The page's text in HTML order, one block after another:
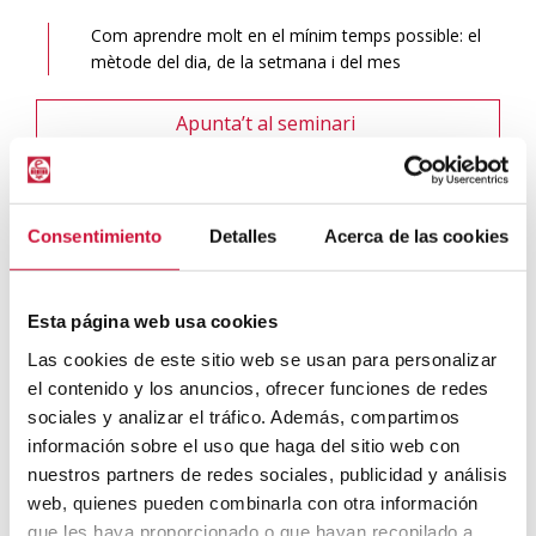
Consentimiento Detalles Acerca de las cookies
Esta página web usa cookies
Las cookies de este sitio web se usan para personalizar
el contenido y los anuncios, ofrecer funciones de redes
sociales y analizar el tráfico. Además, compartimos
información sobre el uso que haga del sitio web con
nuestros partners de redes sociales, publicidad y análisis
web, quienes pueden combinarla con otra información
que les haya proporcionado o que hayan recopilado a
Com aprendre molt en el mínim temps possible: el
mètode del dia, de la setmana i del mes
Apunta’t al seminari
I si vols saber més sobre els nostres seminaris,descobreix
tota la nostra oferta
Joaquim Valls
Neuropsicòleg i professor de l’Euncet Business School
Coach Neuro-Cal·ligràfic i president de l’Institut de
Programació Neuro-Cal·ligràfica. Creador del Mètode KIMMEL
d’ensenyament de la lecto-escriptura a nens i nenes de P4 i P5
amb dislèxia i/o TDAH.
Llicenciat en Ciències Econòmiques. Màster en Societat de la